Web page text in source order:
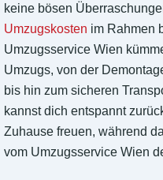
keine bösen
Umzugskosten im Rahmen
Umzugsservice Wien
Umzugs, von der
bis hin zum sicheren
kannst dich entspannt
Zuhause freuen, während
vom Umzugsservice Wien